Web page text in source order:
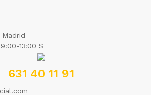
Madrid
13:00 S
631 40 11 91